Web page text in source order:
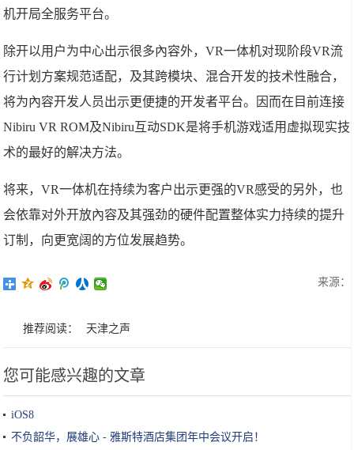
机开局全服务平台。
除开以用户为中心出示很多內容外，VR一体机对现阶段VR流
行计划方案规范适配，及其跨模块、混合开发的技术性融合，
将为內容开发人员出示更便捷的开发者平台。因而在目前连接
Nibiru VR ROM及Nibiru互动SDK是将手机游戏适用虚拟现实技
术的最好的解决方法。
将来，VR一体机在持续为客户出示更强的VR感受的另外，也
会依靠对外开放內容及其强劲的硬件配置整体实力持续的提升
订制，向更宽阔的方位发展趋势。
来源：
推荐阅读： 天津之声
您可能感兴趣的文章
iOS8
不负韶华，展雄心 - 雅斯特酒店集团年中会议开启！